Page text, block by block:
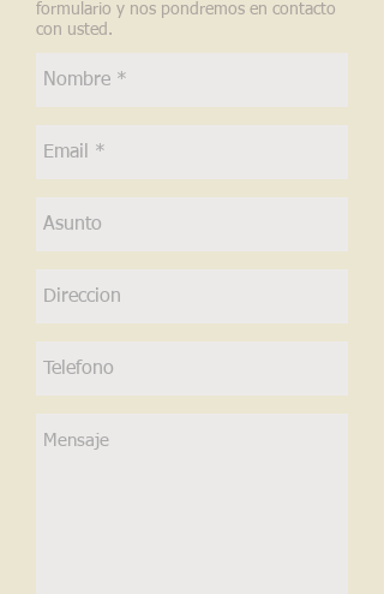
formulario y nos pondremos en contacto
con usted.